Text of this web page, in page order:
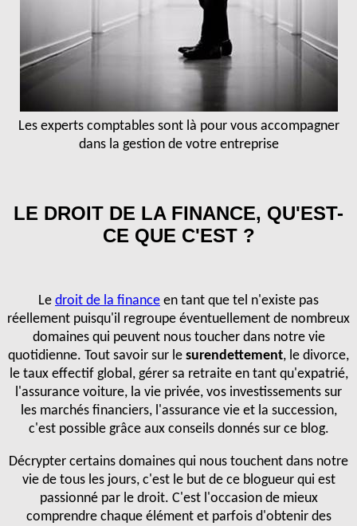
Les experts comptables sont là pour vous accompagner
dans la gestion de votre entreprise
LE DROIT DE LA FINANCE, QU'EST-
CE QUE C'EST ?
Le droit de la finance en tant que tel n'existe pas
réellement puisqu'il regroupe éventuellement de nombreux
domaines qui peuvent nous toucher dans notre vie
quotidienne. Tout savoir sur le surendettement, le divorce,
le taux effectif global, gérer sa retraite en tant qu'expatrié,
l'assurance voiture, la vie privée, vos investissements sur
les marchés financiers, l'assurance vie et la succession,
c'est possible grâce aux conseils donnés sur ce blog.
Décrypter certains domaines qui nous touchent dans notre
vie de tous les jours, c'est le but de ce blogueur qui est
passionné par le droit. C'est l'occasion de mieux
comprendre chaque élément et parfois d'obtenir des